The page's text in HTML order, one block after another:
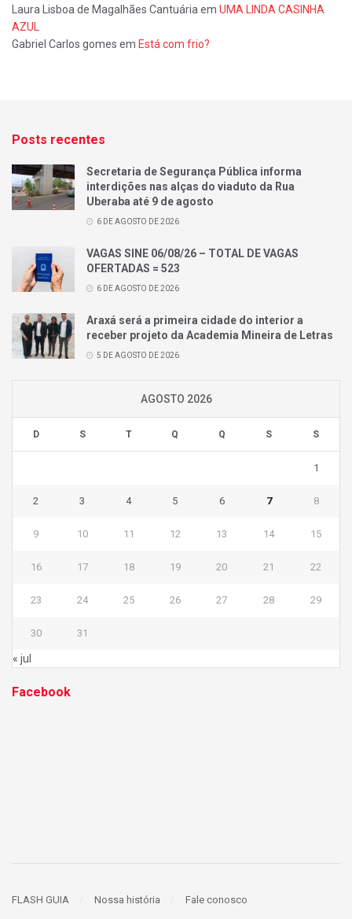
Laura Lisboa de Magalhães Cantuáriaem UMA LINDA CASINHA
AZUL
Gabriel Carlos gomes em Está com frio?
Posts recentes
Secretaria de Segurança Pública informa
interdições nas alças do viaduto da Rua
Uberaba até 9 de agosto
6 DE AGOSTO DE 2026
VAGAS SINE 06/08/26 – TOTAL DE VAGAS
OFERTADAS = 523
6 DE AGOSTO DE 2026
Araxá será a primeira cidade do interior a
receber projeto da Academia Mineira de Letras
5 DE AGOSTO DE 2026
AGOSTO 2026
D S T Q Q S S
1
2 3 4 5 6 7 8
9 10 11 12 13 14 15
16 17 18 19 20 21 22
23 24 25 26 27 28 29
30 31
« jul
Facebook
FLASH GUIA Nossa história Fale conosco